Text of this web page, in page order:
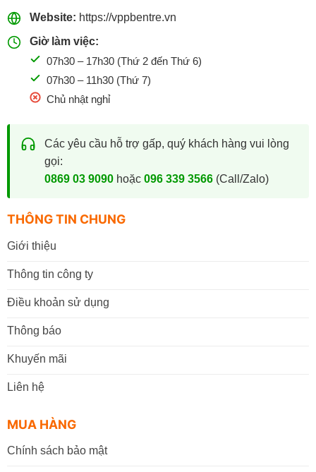
Website: https://vppbentre.vn
Giờ làm việc:
07h30 – 17h30 (Thứ 2 đến Thứ 6)
07h30 – 11h30 (Thứ 7)
Chủ nhật nghỉ
Các yêu cầu hỗ trợ gấp, quý khách hàng vui lòng
gọi:
0869 03 9090hoặc 096 339 3566(Call/Zalo)
THÔNG TIN CHUNG
Giới thiệu
Thông tin công ty
Điều khoản sử dụng
Thông báo
Khuyến mãi
Liên hệ
MUA HÀNG
Chính sách bảo mật